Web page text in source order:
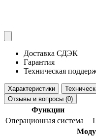
Доставка СДЭК
Гарантия
Техническая
Характеристики
Отзывы и вопросы (0)
Функции
Операционная система